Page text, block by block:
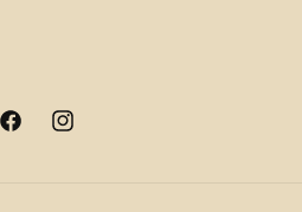
FacebookInstagram